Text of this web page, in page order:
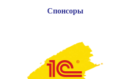
Спонсоры